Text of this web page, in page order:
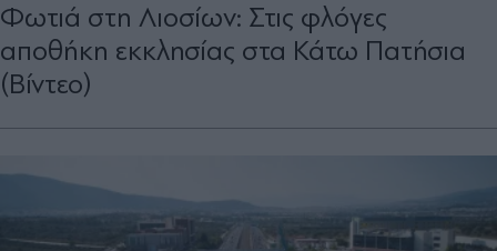
Φωτιά στη Λιοσίων: Στις φλόγες
αποθήκη εκκλησίας στα Κάτω Πατήσια
(Βίντεο)